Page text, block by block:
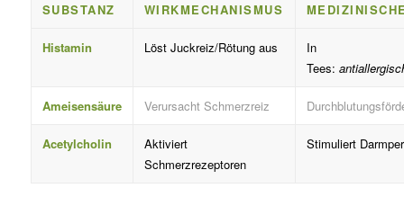
SUBSTANZ WIRKMECHANISMUS
Histamin Löst Juckreiz/Rötung aus
In
Tees:
Ameisensäure Verursacht Schmerzreiz
Acetylcholin
Aktiviert
Schmerzrezeptoren
Stimuliert